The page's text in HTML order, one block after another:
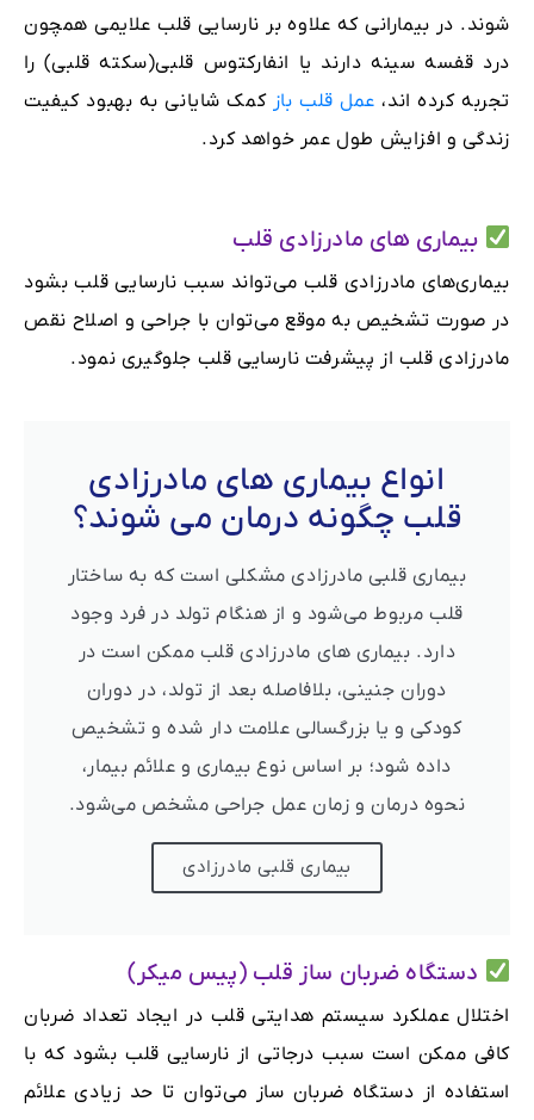
شوند. در بیمارانی که علاوه بر نارسایی قلب علایمی همچون
درد قفسه سینه دارند یا انفارکتوس قلبی(سکته قلبی) را
تجربه کرده اند، عمل قلب باز کمک شایانی به بهبود کیفیت
زندگی و افزایش طول عمر خواهد کرد.
بیماری های مادرزادی قلب
بیماری‌های مادرزادی قلب می‌تواند سبب نارسایی قلب بشود
در صورت تشخیص به موقع می‌توان با جراحی و اصلاح نقص
مادرزادی قلب از پیشرفت نارسایی قلب جلوگیری نمود.
انواع بیماری های مادرزادی
قلب چگونه درمان می شوند؟
بیماری قلبی مادرزادی مشکلی است که به ساختار
قلب مربوط می‌شود و از هنگام تولد در فرد وجود
دارد. بیماری های مادرزادی قلب ممکن است در
دوران جنینی، بلافاصله بعد از تولد، در دوران
کودکی و یا بزرگسالی علامت ‌دار شده و تشخیص
داده شود؛ بر اساس نوع بیماری و علائم بیمار،
نحوه‌ درمان و زمان عمل جراحی مشخص می‌شود.
بیماری قلبی مادرزادی
دستگاه ضربان ساز قلب (پیس میکر)
اختلال عملکرد سیستم هدایتی قلب در ایجاد تعداد ضربان
کافی ممکن است سبب درجاتی از نارسایی قلب بشود که با
استفاده از دستگاه ضربان ساز می‌توان تا حد زیادی علائم